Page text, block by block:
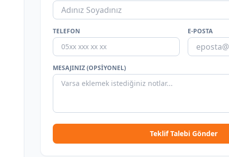
TELEFON E-POSTA
MESAJINIZ (OPSIYONEL)
Teklif Talebi Gönder